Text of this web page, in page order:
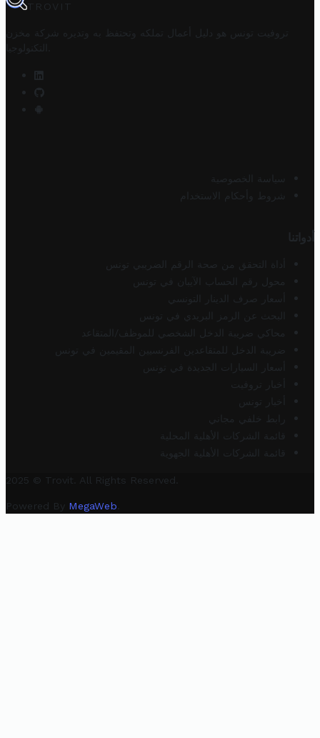
TROVIT
تروفيت تونس هو دليل أعمال تملكه وتحتفظ به وتديره
شركة مخزن
التكنولوجيا
سياسة الخصوصية
شروط وأحكام الاستخدام
أدواتنا
أداة التحقق من صحة الرقم الضريبي تونس
محول رقم الحساب الآيبان في تونس
أسعار صرف الدينار التونسي
البحث عن الرمز البريدي في تونس
محاكي ضريبة الدخل الشخصي للموظف/المتقاعد
ضريبة الدخل للمتقاعدين الفرنسيين المقيمين في تونس
أسعار السيارات الجديدة في تونس
أخبار تروفيت
أخبار تونس
رابط خلفي مجاني
قائمة الشركات الأهلية المحلية
قائمة الشركات الأهلية الجهوية
2025 © Trovit. All Rights Reserved.
Powered By MegaWeb